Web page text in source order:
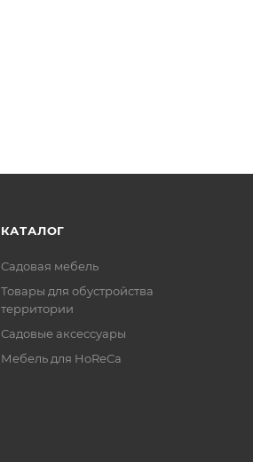
КАТАЛОГ
Садовая мебель
Товары для обустройства
территории
Садовые аксессуары
Мебель для HoReCa